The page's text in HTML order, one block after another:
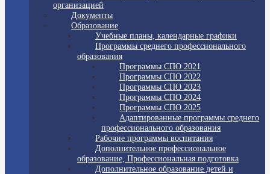
организацией
Документы
Образование
Учебные планы, календарные графики
Программы среднего профессионального
образования
Программы СПО 2021
Программы СПО 2022
Программы СПО 2023
Программы СПО 2024
Программы СПО 2025
Адаптированные программы среднего
профессионального образования
Рабочие программы воспитания
Дополнительное профессиональное
образование, Профессиональная подготовка
Дополнительное образование детей и